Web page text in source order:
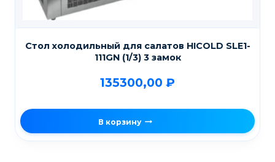
Стол холодильный для салатов HICOLD SLE1-
111GN (1/3) 3 замок
135300,00 ₽
В корзину